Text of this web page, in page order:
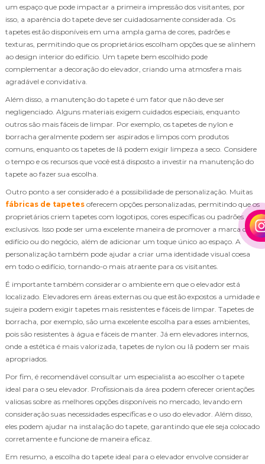
um espaço que pode impactar a primeira impressão dos visitantes, por
isso, a aparência do tapete deve ser cuidadosamente considerada. Os
tapetes estão disponíveis em uma ampla gama de cores, padrões e
texturas, permitindo que os proprietários escolham opções que se alinhem
ao design interior do edifício. Um tapete bem escolhido pode
complementar a decoração do elevador, criando uma atmosfera mais
agradável e convidativa.
Além disso, a manutenção do tapete é um fator que não deve ser
negligenciado. Alguns materiais exigem cuidados especiais, enquanto
outros são mais fáceis de limpar. Por exemplo, os tapetes de nylon e
borracha geralmente podem ser aspirados e limpos com produtos
comuns, enquanto os tapetes de lã podem exigir limpeza a seco. Considere
o tempo e os recursos que você está disposto a investir na manutenção do
tapete ao fazer sua escolha.
Outro ponto a ser considerado é a possibilidade de personalização. Muitas
fábricas de tapetes oferecem opções personalizadas, permitindo que os
proprietários criem tapetes com logotipos, cores específicas ou padrões
exclusivos. Isso pode ser uma excelente maneira de promover a marca do
edifício ou do negócio, além de adicionar um toque único ao espaço. A
personalização também pode ajudar a criar uma identidade visual coesa
em todo o edifício, tornando-o mais atraente para os visitantes.
É importante também considerar o ambiente em que o elevador está
localizado. Elevadores em áreas externas ou que estão expostos a umidade e
sujeira podem exigir tapetes mais resistentes e fáceis de limpar. Tapetes de
borracha, por exemplo, são uma excelente escolha para esses ambientes,
pois são resistentes à água e fáceis de manter. Já em elevadores internos,
onde a estética é mais valorizada, tapetes de nylon ou lã podem ser mais
apropriados.
Por fim, é recomendável consultar um especialista ao escolher o tapete
ideal para o seu elevador. Profissionais da área podem oferecer orientações
valiosas sobre as melhores opções disponíveis no mercado, levando em
consideração suas necessidades específicas e o uso do elevador. Além disso,
eles podem ajudar na instalação do tapete, garantindo que ele seja colocado
corretamente e funcione de maneira eficaz.
Em resumo, a escolha do tapete ideal para o elevador envolve considerar